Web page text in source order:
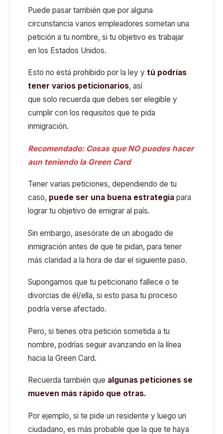
Puede pasar también que por alguna
circunstancia varios empleadores sometan una
petición a tu nombre, si tu objetivo es trabajar
en los Estados Unidos.
Esto no está prohibido por la ley y tú podrías
tener varios peticionarios, así
que solo recuerda que debes ser elegible y
cumplir con los requisitos que te pida
inmigración.
Recomendado: Cosas que NO puedes hacer
aun teniendo la Green Card
Tener varias peticiones, dependiendo de tu
caso, puede ser una buena estrategia para
lograr tu objetivo de emigrar al país.
Sin embargo, asesórate de un abogado de
inmigración antes de que te pidan, para tener
más claridad a la hora de dar el siguiente paso.
Supongamos que tu peticionario fallece o te
divorcias de él/ella, si esto pasa tu proceso
podría verse afectado.
Pero, si tienes otra petición sometida a tu
nombre, podrías seguir avanzando en la línea
hacia la Green Card.
Recuerda también que algunas peticiones se
mueven más rápido que otras.
Por ejemplo, si te pide un residente y luego un
ciudadano, es más probable que la que te haya